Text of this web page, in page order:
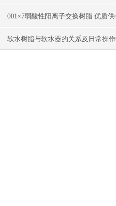
001×7弱酸性阳离子交换树脂 优质供
货
软水树脂与软水器的关系及日常操作